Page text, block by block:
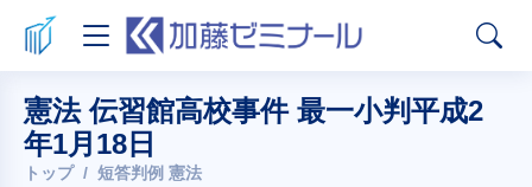
憲法 伝習館高校事件 最一小判平成2
年1月18日
トップ
短答判例 憲法